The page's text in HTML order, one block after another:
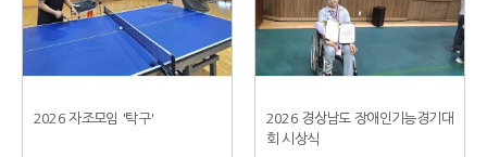
2026 자조모임 '탁구'
2026 경상남도 장애인기능경기대
회 시상식